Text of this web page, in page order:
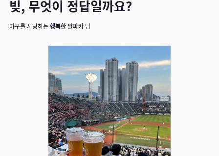
빚, 무엇이 정답일까요?
야구를 사랑하는행복한알파카 님